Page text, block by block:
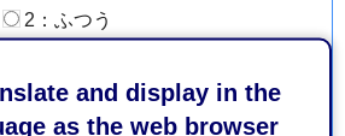
and display in the
as the web browser
2：ふつう
見つけやすかったですか？
た
2：ふつう